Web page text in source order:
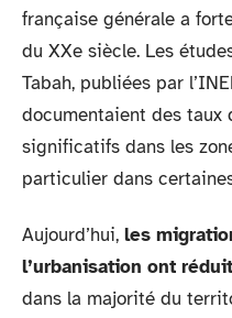
française générale a
du XXe siècle. Les
Tabah, publiées par
documentaient des taux
significatifs dans les
particulier dans
Aujourd’hui, les
l’urbanisation ont
dans la majorité du